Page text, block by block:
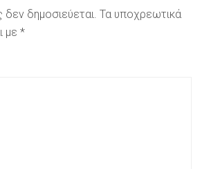
δημοσιεύεται. Τα υποχρεωτικά
με *